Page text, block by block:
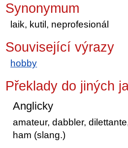
Synonymum
laik, kutil, neprofesionál
Související výrazy
hobby
Překlady do jiných
Anglicky
amateur, dabbler,
ham (slang.)